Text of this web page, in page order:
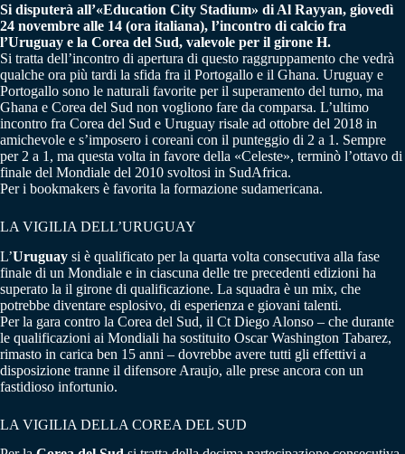
Si disputerà all’«Education City Stadium» di Al Rayyan, giovedì
24 novembre alle 14 (ora italiana), l’incontro di calcio fra
l’Uruguay e la Corea del Sud, valevole per il girone H.
Si tratta dell’incontro di apertura di questo raggruppamento che vedrà
qualche ora più tardi la sfida fra il Portogallo e il Ghana. Uruguay e
Portogallo sono le naturali favorite per il superamento del turno, ma
Ghana e Corea del Sud non vogliono fare da comparsa. L’ultimo
incontro fra Corea del Sud e Uruguay risale ad ottobre del 2018 in
amichevole e s’imposero i coreani con il punteggio di 2 a 1. Sempre
per 2 a 1, ma questa volta in favore della «Celeste», terminò l’ottavo di
finale del Mondiale del 2010 svoltosi in SudAfrica.
Per i bookmakers è favorita la formazione sudamericana.
LA VIGILIA DELL’URUGUAY
L’Uruguay si è qualificato per la quarta volta consecutiva alla fase
finale di un Mondiale e in ciascuna delle tre precedenti edizioni ha
superato la il girone di qualificazione. La squadra è un mix, che
potrebbe diventare esplosivo, di esperienza e giovani talenti.
Per la gara contro la Corea del Sud, il Ct Diego Alonso – che durante
le qualificazioni ai Mondiali ha sostituito Oscar Washington Tabarez,
rimasto in carica ben 15 anni – dovrebbe avere tutti gli effettivi a
disposizione tranne il difensore Araujo, alle prese ancora con un
fastidioso infortunio.
LA VIGILIA DELLA COREA DEL SUD